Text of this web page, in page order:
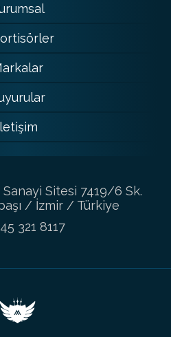
Sitesi 7419/6 Sk.
/ İzmir / Türkiye
321 8117